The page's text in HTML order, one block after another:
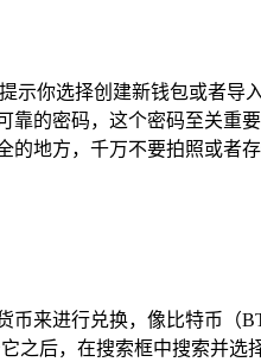
示你选择创建新钱包或者
的密码，这个密码至关重
地方，千万不要拍照或者
币来进行兑换，像比特币（
之后，在搜索框中搜索并选